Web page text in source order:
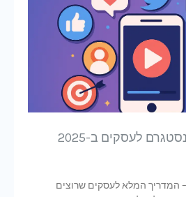
לעסקים ב-2025
המלא לעסקים שרוצים